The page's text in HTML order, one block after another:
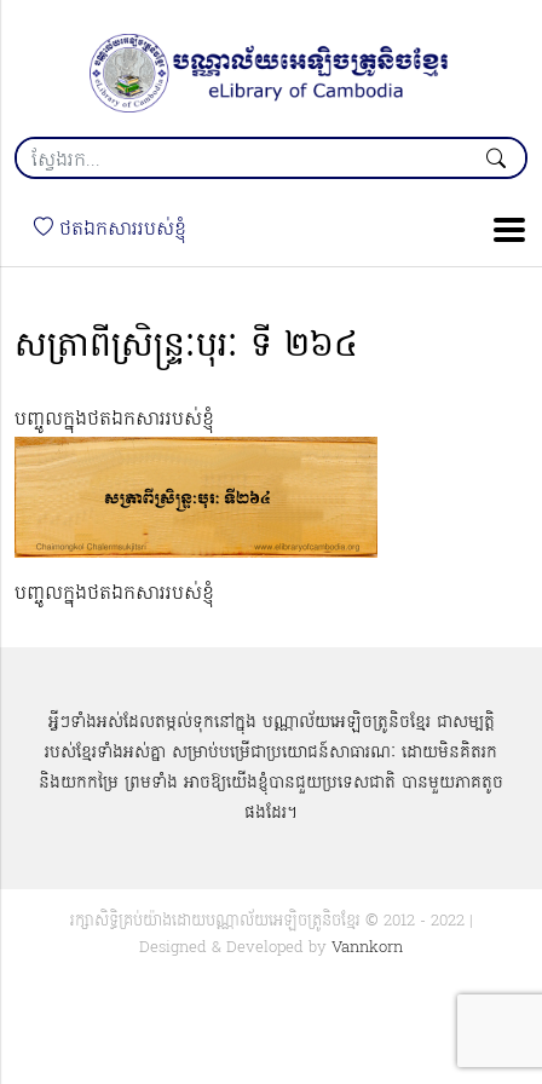
ថតឯកសាររបស់ខ្ញុំ
សត្រាពីស្រិន្ទ្រៈបុរៈ ទី ២៦៤
បញ្ចូលក្នុងថតឯកសាររបស់ខ្ញុំ
បញ្ចូលក្នុងថតឯកសាររបស់ខ្ញុំ
អ្វីៗទាំងអស់ដែលតម្កល់ទុកនៅក្នុង បណ្ណាល័យអេឡិចត្រូនិចខ្មែរ ជាសម្បតិ្ត
របស់ខ្មែរទាំងអស់គ្នា សម្រាប់បម្រើជាប្រយោជន៍សាធារណៈ ដោយមិនគិតរក
និងយកកម្រៃ ព្រមទាំង អាចឱ្យយើងខ្ញុំបានជួយប្រទេសជាតិ បានមួយភាគតូច
ផងដែរ។
រក្សាសិទ្ធិគ្រប់យ៉ាងដោយបណ្ណាល័យអេឡិចត្រូនិចខ្មែរ © 2012 - 2022 |
Designed & Developed by Vannkorn